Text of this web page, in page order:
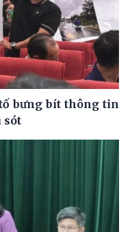
bưng bít thông tin
sót